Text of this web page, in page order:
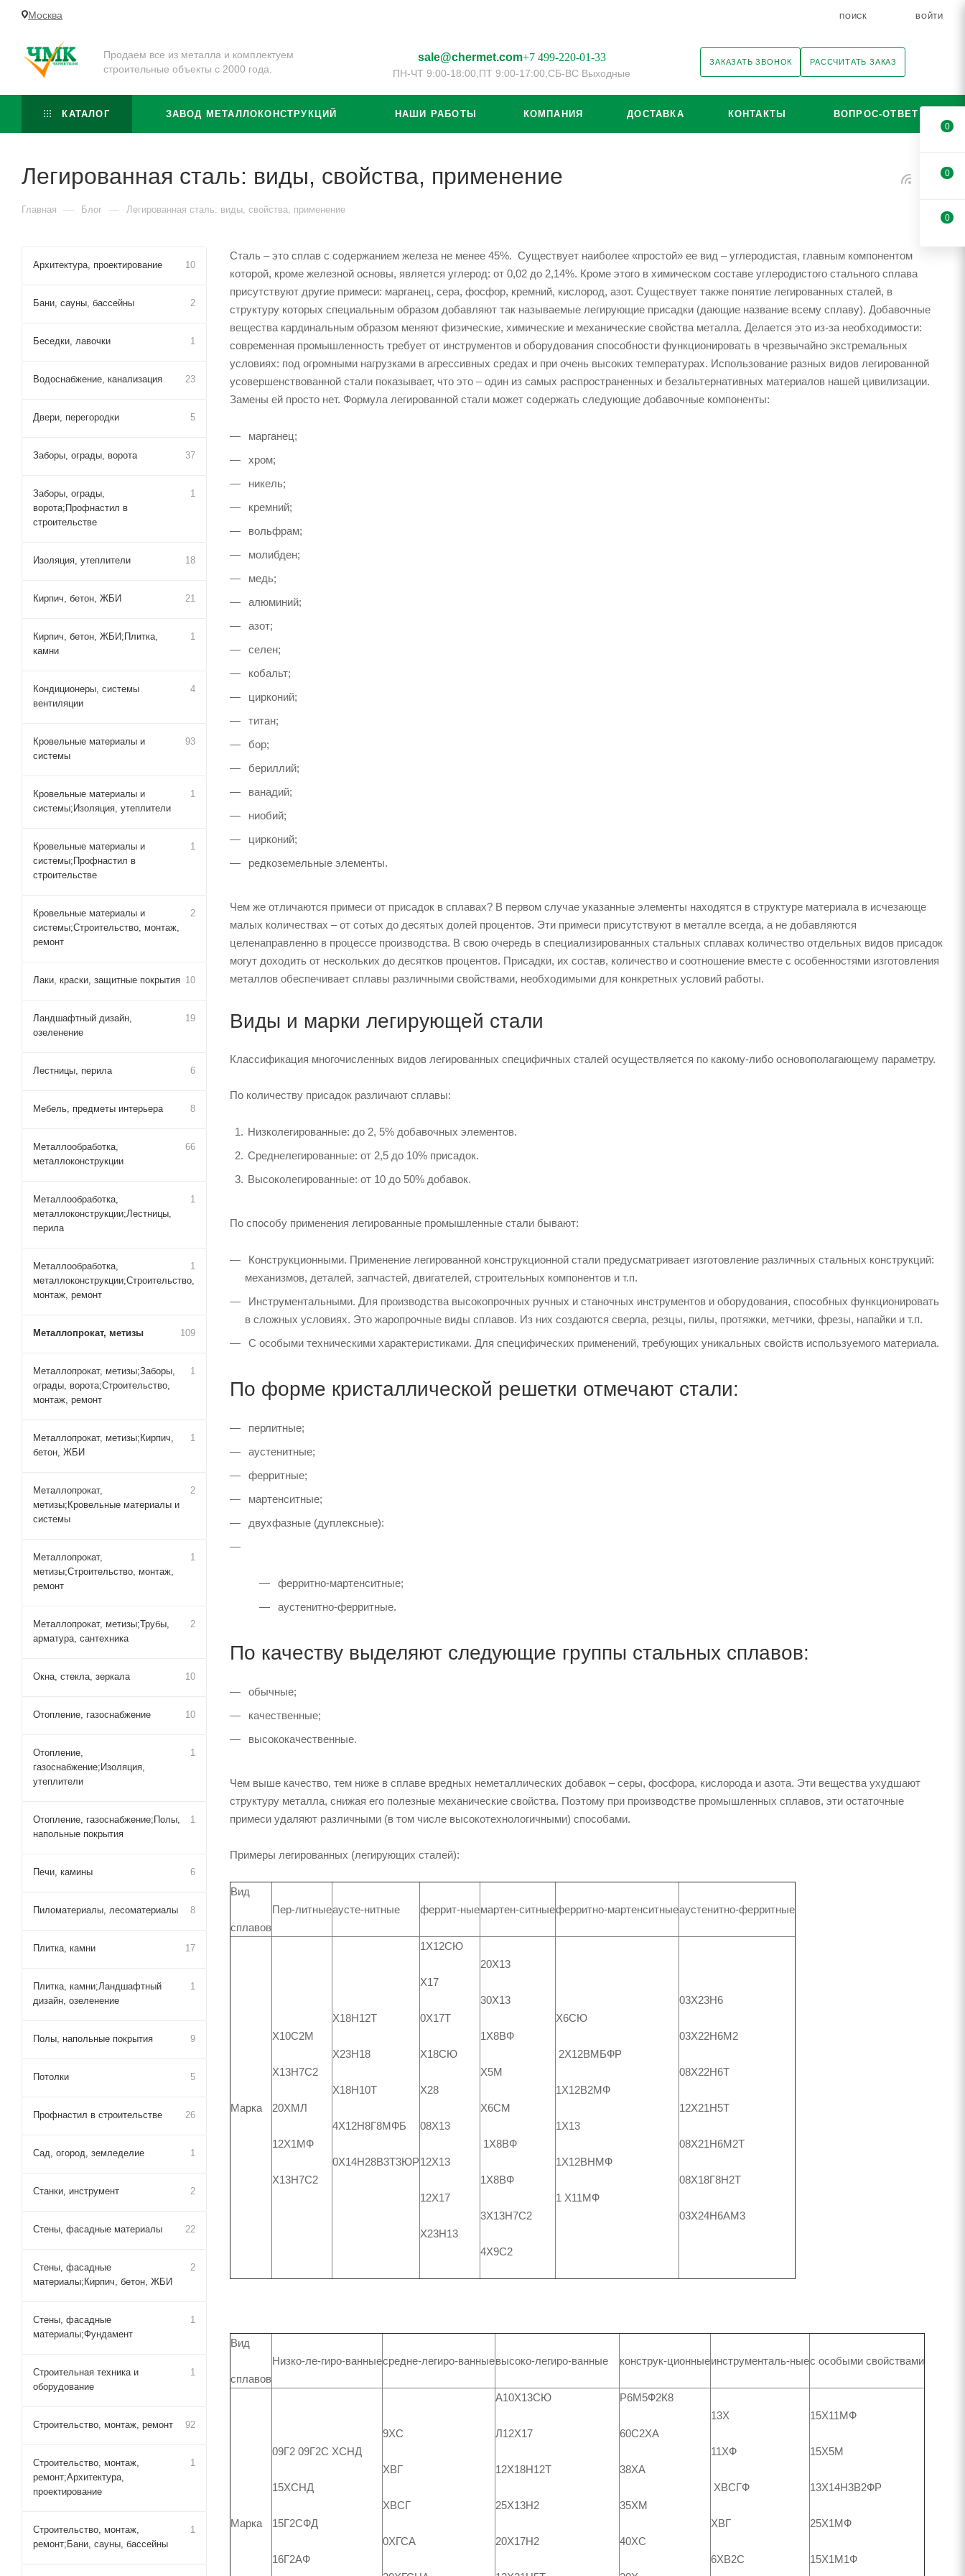
Москва ПОИСК ВОЙТИ
Продаем все из металла и комплектуем
строительные объекты с 2000 года.
sale@chermet.com+7 499-220-01-33
ПН-ЧТ 9:00-18:00, ПТ 9:00-17:00, СБ-ВС Выходные
ЗАКАЗАТЬ ЗВОНОК РАССЧИТАТЬ ЗАКАЗ
КАТАЛОГ ЗАВОД МЕТАЛЛОКОНСТРУКЦИЙ НАШИ РАБОТЫ КОМПАНИЯ ДОСТАВКА КОНТАКТЫ ВОПРОС-ОТВЕТ
Легированная сталь: виды, свойства, применение
Главная — Блог — Легированная сталь: виды, свойства, применение
Сталь – это сплав с содержанием железа не менее 45%. Существует наиболее «простой» ее вид – углеродистая, главным компонентом
которой, кроме железной основы, является углерод: от 0,02 до 2,14%. Кроме этого в химическом составе углеродистого стального сплава
присутствуют другие примеси: марганец, сера, фосфор, кремний, кислород, азот. Существует также понятие легированных сталей, в
структуру которых специальным образом добавляют так называемые легирующие присадки (дающие название всему сплаву). Добавочные
вещества кардинальным образом меняют физические, химические и механические свойства металла. Делается это из-за необходимости:
современная промышленность требует от инструментов и оборудования способности функционировать в чрезвычайно экстремальных
условиях: под огромными нагрузками в агрессивных средах и при очень высоких температурах. Использование разных видов легированной
усовершенствованной стали показывает, что это – один из самых распространенных и безальтернативных материалов нашей цивилизации.
Замены ей просто нет. Формула легированной стали может содержать следующие добавочные компоненты:
марганец;
хром;
никель;
кремний;
вольфрам;
молибден;
медь;
алюминий;
азот;
селен;
кобальт;
цирконий;
титан;
бор;
бериллий;
ванадий;
ниобий;
цирконий;
редкоземельные элементы.
Чем же отличаются примеси от присадок в сплавах? В первом случае указанные элементы находятся в структуре материала в исчезающе
малых количествах – от сотых до десятых долей процентов. Эти примеси присутствуют в металле всегда, а не добавляются
целенаправленно в процессе производства. В свою очередь в специализированных стальных сплавах количество отдельных видов присадок
могут доходить от нескольких до десятков процентов. Присадки, их состав, количество и соотношение вместе с особенностями изготовления
металлов обеспечивает сплавы различными свойствами, необходимыми для конкретных условий работы.
Виды и марки легирующей стали
Классификация многочисленных видов легированных специфичных сталей осуществляется по какому-либо основополагающему параметру.
По количеству присадок различают сплавы:
Низколегированные: до 2, 5% добавочных элементов.
Среднелегированные: от 2,5 до 10% присадок.
Высоколегированные: от 10 до 50% добавок.
По способу применения легированные промышленные стали бывают:
Конструкционными. Применение легированной конструкционной стали предусматривает изготовление различных стальных конструкций:
механизмов, деталей, запчастей, двигателей, строительных компонентов и т.п.
Инструментальными. Для производства высокопрочных ручных и станочных инструментов и оборудования, способных функционировать
в сложных условиях. Это жаропрочные виды сплавов. Из них создаются сверла, резцы, пилы, протяжки, метчики, фрезы, напайки и т.п.
С особыми техническими характеристиками. Для специфических применений, требующих уникальных свойств используемого материала.
По форме кристаллической решетки отмечают стали:
перлитные;
аустенитные;
ферритные;
мартенситные;
двухфазные (дуплексные):
ферритно-мартенситные;
аустенитно-ферритные.
По качеству выделяют следующие группы стальных сплавов:
обычные;
качественные;
высококачественные.
Чем выше качество, тем ниже в сплаве вредных неметаллических добавок – серы, фосфора, кислорода и азота. Эти вещества ухудшают
структуру металла, снижая его полезные механические свойства. Поэтому при производстве промышленных сплавов, эти остаточные
примеси удаляют различными (в том числе высокотехнологичными) способами.
Примеры легированных (легирующих сталей):
Вид
сплавов
Пер-литныеаусте-нитные феррит-ныемартен-ситныеферритно-мартенситныеаустенитно-ферритные
Марка
Х10С2М
Х13Н7С2
20ХМЛ
12Х1МФ
Х13Н7С2
Х18Н12Т
Х23Н18
Х18Н10Т
4Х12Н8Г8МФБ
0Х14Н28В3Т3ЮР
1Х12СЮ
Х17
0Х17Т
Х18СЮ
Х28
08Х13
12Х13
12Х17
Х23Н13
20Х13
30Х13
1Х8ВФ
Х5М
Х6СМ
1Х8ВФ
1Х8ВФ
3Х13Н7С2
4Х9С2
Х6СЮ
2Х12ВМБФР
1Х12В2МФ
1Х13
1Х12ВНМФ
1 Х11МФ
03Х23Н6
03Х22Н6М2
08Х22Н6Т
12Х21Н5Т
08Х21Н6М2Т
08Х18Г8Н2Т
03Х24Н6АМ3
Вид
сплавов
Низко-ле-гиро-ванныесредне-легиро-ванныевысоко-легиро-ванные конструк-ционныеинструменталь-ныес особыми свойствами
Марка
09Г2 09Г2С ХСНД
15ХСНД
15Г2СФД
16Г2АФ
9ХС
ХВГ
ХВСГ
0ХГСА
А10Х13СЮ
Л12Х17
12Х18Н12Т
25Х13Н2
20Х17Н2
Р6М5Ф2К8
60С2ХА
38ХА
35ХМ
40ХС
13Х
11ХФ
ХВСГФ
ХВГ
6ХВ2С
15Х11МФ
15Х5М
13Х14Н3В2ФР
25Х1МФ
15Х1М1Ф
Архитектура, проектирование 10
Бани, сауны, бассейны 2
Беседки, лавочки 1
Водоснабжение, канализация 23
Двери, перегородки 5
Заборы, ограды, ворота 37
Заборы, ограды,
ворота;Профнастил в
строительстве
1
Изоляция, утеплители 18
Кирпич, бетон, ЖБИ 21
Кирпич, бетон, ЖБИ;Плитка,
камни
1
Кондиционеры, системы
вентиляции
4
Кровельные материалы и
системы
93
Кровельные материалы и
системы;Изоляция, утеплители
1
Кровельные материалы и
системы;Профнастил в
строительстве
1
Кровельные материалы и
системы;Строительство, монтаж,
ремонт
2
Лаки, краски, защитные покрытия 10
Ландшафтный дизайн,
озеленение
19
Лестницы, перила 6
Мебель, предметы интерьера 8
Металлообработка,
металлоконструкции
66
Металлообработка,
металлоконструкции;Лестницы,
перила
1
Металлообработка,
металлоконструкции;Строительство,
монтаж, ремонт
1
Металлопрокат, метизы 109
Металлопрокат, метизы;Заборы,
ограды, ворота;Строительство,
монтаж, ремонт
1
Металлопрокат, метизы;Кирпич,
бетон, ЖБИ
1
Металлопрокат,
метизы;Кровельные материалы и
системы
2
Металлопрокат,
метизы;Строительство, монтаж,
ремонт
1
Металлопрокат, метизы;Трубы,
арматура, сантехника
2
Окна, стекла, зеркала 10
Отопление, газоснабжение 10
Отопление,
газоснабжение;Изоляция,
утеплители
1
Отопление, газоснабжение;Полы,
напольные покрытия
1
Печи, камины 6
Пиломатериалы, лесоматериалы 8
Плитка, камни 17
Плитка, камни;Ландшафтный
дизайн, озеленение
1
Полы, напольные покрытия 9
Потолки 5
Профнастил в строительстве 26
Сад, огород, земледелие 1
Станки, инструмент 2
Стены, фасадные материалы 22
Стены, фасадные
материалы;Кирпич, бетон, ЖБИ
2
Стены, фасадные
материалы;Фундамент
1
Строительная техника и
оборудование
1
Строительство, монтаж, ремонт 92
Строительство, монтаж,
ремонт;Архитектура,
проектирование
1
Строительство, монтаж,
ремонт;Бани, сауны, бассейны
1
0
0
0